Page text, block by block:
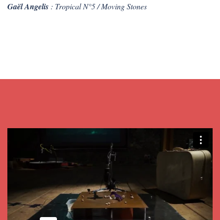
Gaël Angelis : Tropical N°5 / Moving Stones